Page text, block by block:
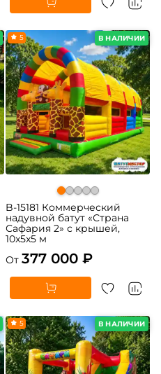
В НАЛИЧИИ
5
B-15181 Коммерческий
надувной батут «Страна
Сафария 2» с крышей,
10x5x5 м
От 377 000 ₽
В НАЛИЧИИ
5